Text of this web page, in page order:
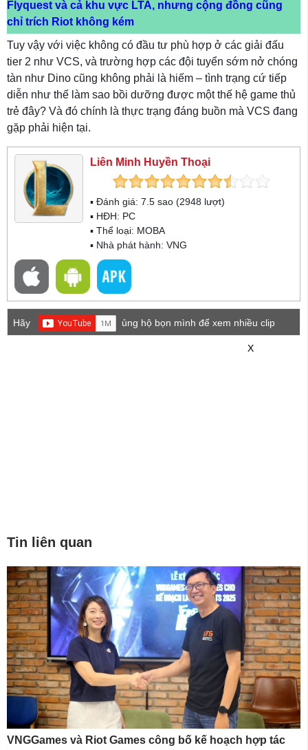
Flyquest và cả khu vực LTA, nhưng cộng đồng cũng
chỉ trích Riot không kém
Tuy vậy với việc không có đầu tư phù hợp ở các giải đấu
tier 2 như VCS, và trường hợp các đội tuyển sớm nở chóng
tàn như Dino cũng không phải là hiếm – tình trạng cứ tiếp
diễn như thế làm sao bồi dưỡng được một thế hệ game thủ
trẻ đây? Và đó chính là thực trạng đáng buồn mà VCS đang
gặp phải hiện tại.
Liên Minh Huyền Thoại
▪ Đánh giá: 7.5 sao (2948 lượt)
▪ HĐH: PC
▪ Thể loại: MOBA
▪ Nhà phát hành: VNG
Hãy
ủng hộ bọn mình để xem nhiều clip
X
Tin liên quan
VNGGames và Riot Games công bố kế hoạch hợp tác